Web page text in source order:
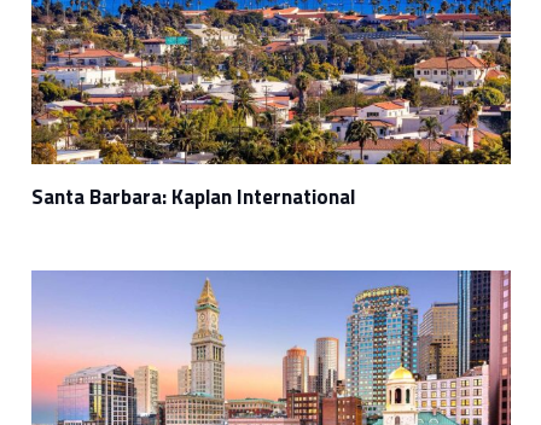
Santa Barbara: Kaplan International